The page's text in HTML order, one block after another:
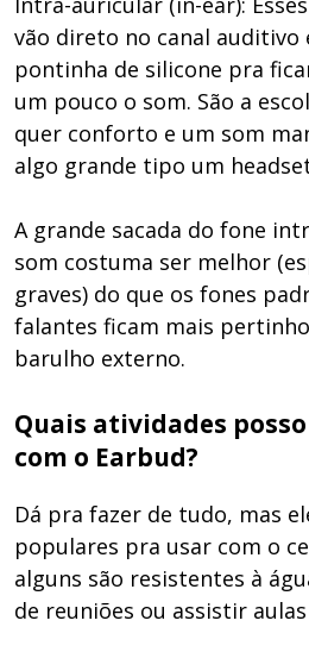
vão direto no canal auditivo
pontinha de silicone pra
um pouco o som. São a
quer conforto e um som
algo grande tipo um
A grande sacada do fone
som costuma ser melhor
graves) do que os fones
falantes ficam mais
barulho externo.
Quais atividades
com o Earbud?
Dá pra fazer de tudo, mas
populares pra usar com o
alguns são resistentes à
de reuniões ou assistir